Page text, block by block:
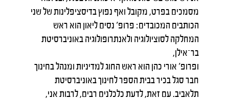
מסמכים בפרט, מקובל ואף נפוץ בדיסציפלינות של שני
הכותבים המכובדים: פרופ' נסים ליאון הוא ראש
המחלקה לסוציולוגיה ולאנתרופולוגיה באוניברסיטת
בר־אילן,
ופרופ' אורי כהן הוא ראש החוג למדיניות ומנהל בחינוך
חבר סגל בכיר בבית הספר לחינוך באוניברסיטת
תלאביב. עם זאת, לדעת כלכלנים רבים, לרבות אני,